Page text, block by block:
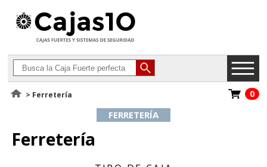
> Ferretería 0
FERRETERÍA
Ferretería